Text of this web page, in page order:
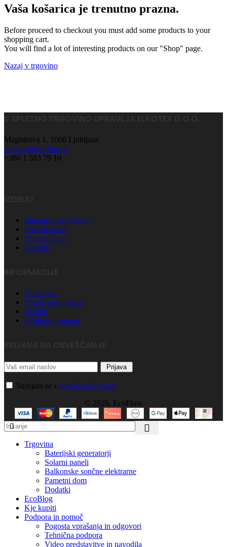
Vaša košarica je trenutno prazna.
Before proceed to checkout you must add some products to your
shopping cart.
You will find a lot of interesting products on our "Shop" page.
Nazaj v trgovino
Magistrova 1, 1000 Ljubljana
prodaja@ecoflow.si
+386 1 583 79 10
Baterijski generatorji
Solarni paneli
Pametni dom
Dodatki
O podjetju
Pogoji poslovanja
Vračila
Affiliate program
Strinjam se s pogoji poslovanja
© 2026, EcoFlow
Trgovina
Baterijski generatorji
Solarni paneli
Balkonske sončne elektrarne
Pametni dom
Dodatki
EcoBlog
Kje kupiti
Podpora in pomoč
Pogosta vprašanja in odgovori
Tehnična podpora
Video predstavitve in navodila